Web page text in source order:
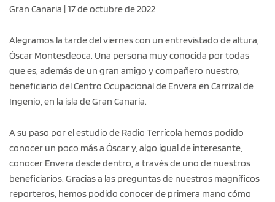
Gran Canaria | 17 de octubre de 2022
Alegramos la tarde del viernes con un entrevistado de altura,
Óscar Montesdeoca. Una persona muy conocida por todas
que es, además de un gran amigo y compañero nuestro,
beneficiario del Centro Ocupacional de Envera en Carrizal de
Ingenio, en la isla de Gran Canaria.
A su paso por el estudio de Radio Terrícola hemos podido
conocer un poco más a Óscar y, algo igual de interesante,
conocer Envera desde dentro, a través de uno de nuestros
beneficiarios. Gracias a las preguntas de nuestros magníficos
reporteros, hemos podido conocer de primera mano cómo